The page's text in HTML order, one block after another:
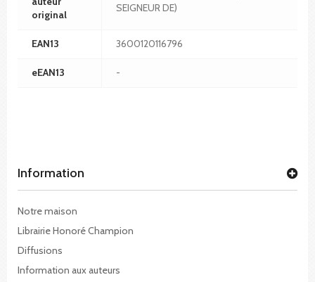
original
SEIGNEUR DE)
EAN13 3600120116796
eEAN13 -
Information
Notre maison
Librairie Honoré Champion
Diffusions
Information aux auteurs